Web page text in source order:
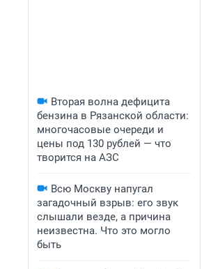
Вторая волна дефицита
бензина в Рязанской области:
многочасовые очереди и
цены под 130 рублей — что
творится на АЗС
Всю Москву напугал
загадочный взрыв: его звук
слышали везде, а причина
неизвестна. Что это могло
быть